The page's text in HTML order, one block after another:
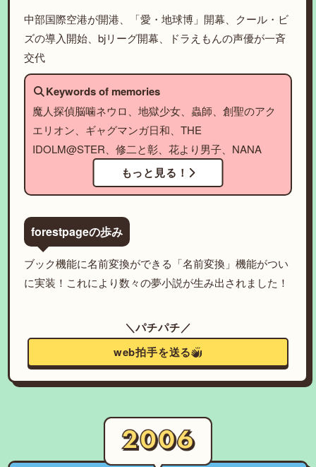
中部国際空港が開港、「愛・地球博」開幕、クール・ビ
ズの導入開始、bjリーグ開幕、ドラえもんの声優が一斉
交代
Keywords of memories
魔人探偵脳噛ネウロ、地獄少女、蟲師、創聖のアク
エリオン、ギャグマンガ日和、THE
IDOLM@STER、修二と彰、花より男子、NANA
もっと見る！
forestpageの歩み
ブック機能に名前変換ができる「名前変換」機能がつい
に実装！これにより数々の夢小説が生み出されました！
＼パチパチ／
web拍手を送る